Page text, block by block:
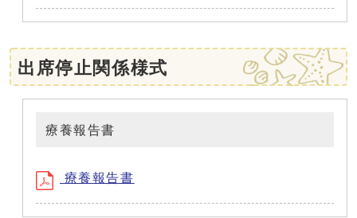
出席停止関係様式
療養報告書
療養報告書